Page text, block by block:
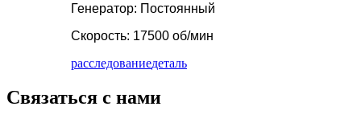
Генератор: Постоянный
Скорость: 17500 об/мин
расследованиедеталь
Связаться с нами